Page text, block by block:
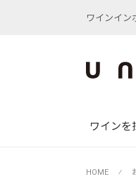
ワインイン
ワインを
HOME ⁄